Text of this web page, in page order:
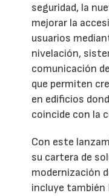
seguridad, la
mejorar la
usuarios
nivelación,
comunicación
que permiten
en edificios
coincide con la
Con este
su cartera de
modernización
incluye también